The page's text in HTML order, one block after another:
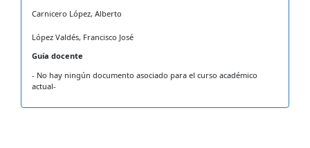
Carnicero López, Alberto
López Valdés, Francisco José
Guía docente
- No hay ningún documento asociado para el curso académico
actual-